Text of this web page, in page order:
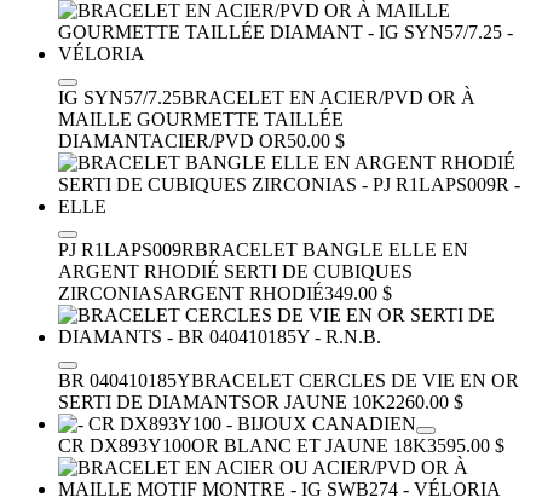
IG SYN57/7.25BRACELET EN ACIER/PVD OR À
MAILLE GOURMETTE TAILLÉE
DIAMANTACIER/PVD OR50.00 $
PJ R1LAPS009RBRACELET BANGLE ELLE EN
ARGENT RHODIÉ SERTI DE CUBIQUES
ZIRCONIASARGENT RHODIÉ349.00 $
BR 040410185YBRACELET CERCLES DE VIE EN OR
SERTI DE DIAMANTSOR JAUNE 10K2260.00 $
CR DX893Y100OR BLANC ET JAUNE 18K3595.00 $